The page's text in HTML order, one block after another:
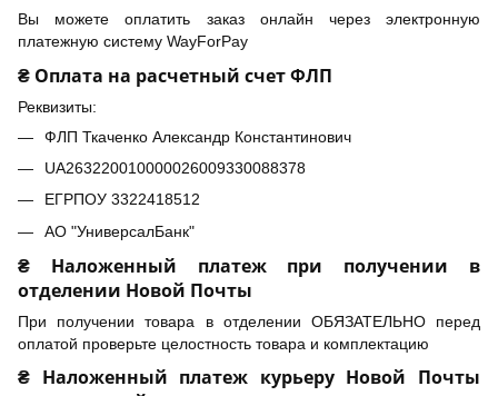
Вы можете оплатить заказ онлайн через электронную
платежную систему WayForPay
₴ Оплата на расчетный счет ФЛП
Реквизиты:
ФЛП Ткаченко Александр Константинович
UA263220010000026009330088378
ЕГРПОУ 3322418512
АО "УниверсалБанк"
₴ Наложенный платеж при получении в
отделении Новой Почты
При получении товара в отделении ОБЯЗАТЕЛЬНО перед
оплатой проверьте целостность товара и комплектацию
₴ Наложенный платеж курьеру Новой Почты